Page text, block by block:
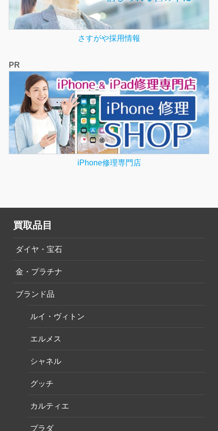
さすがや採用情報
PR
iPhone修理専門店
買取品目
ダイヤ・宝石
金・プラチナ
ブランド品
ルイ・ヴィトン
エルメス
シャネル
グッチ
カルティエ
プラダ